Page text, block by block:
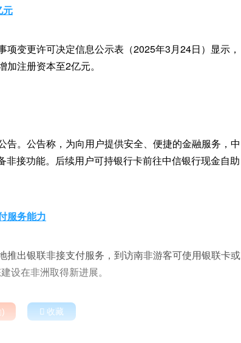
元
变更许可决定信息公示表（2025年3月24日）显示，
注册资本至2亿元。
。公告称，为向用户提供安全、便捷的金融服务，中
接功能。后续用户可持银行卡前往中信银行现金自助
服务能力
出银联非接支付服务，到访南非游客可使用银联卡或
设在非洲取得新进展。
)  收藏